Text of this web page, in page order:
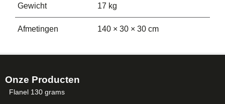
Gewicht 17 kg
Afmetingen 140 × 30 × 30 cm
Onze Producten
Flanel 130 grams